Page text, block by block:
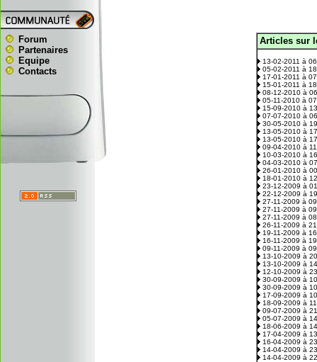
Forum
Partenaires
Equipe
Contacts
Articles sur
13-02-2011 à
05-02-2011 à
17-01-2011 à
15-01-2011 à
08-12-2010 à
05-11-2010 à
15-09-2010 à
07-07-2010 à
30-05-2010 à
13-05-2010 à
13-05-2010 à
09-04-2010 à
10-03-2010 à
04-03-2010 à
26-01-2010 à
18-01-2010 à
23-12-2009 à
22-12-2009 à
27-11-2009 à
27-11-2009 à
27-11-2009 à
26-11-2009 à
19-11-2009 à
16-11-2009 à
09-11-2009 à
13-10-2009 à
13-10-2009 à
12-10-2009 à
30-09-2009 à
30-09-2009 à
17-09-2009 à
18-09-2009 à
09-07-2009 à
05-07-2009 à
18-06-2009 à
17-04-2009 à
16-04-2009 à
14-04-2009 à
14-04-2009 à